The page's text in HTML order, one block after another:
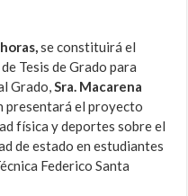
se constituirá el
Tesis de Grado para
Grado,Sra. Macarena
presentará el proyecto
física y deportes sobre el
de estado en estudiantes
Federico Santa